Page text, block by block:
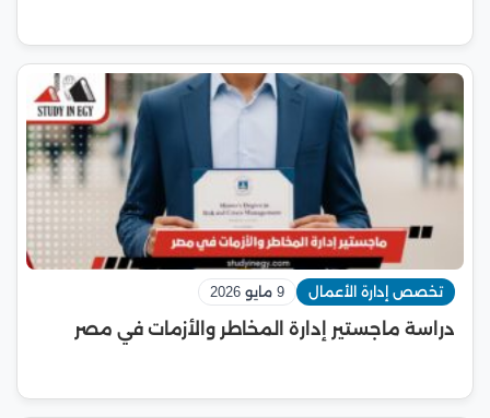
تخصص إدارة الأعمال 9 مايو 2026
دراسة ماجستير إدارة المخاطر والأزمات في مصر